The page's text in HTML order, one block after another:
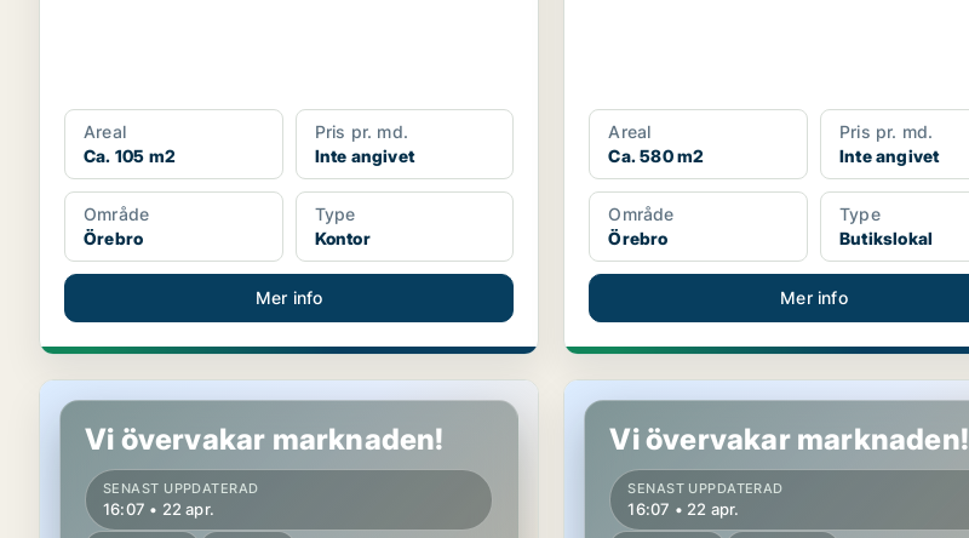
Areal
Ca. 105 m2
Pris pr. md.
Inte angivet
Område
Örebro
Type
Kontor
Mer info
Areal
Ca. 580 m2
Pris pr. md.
Inte angivet
Område
Örebro
Type
Butikslokal
Mer info
Butikslokal i Örebro
Vi övervakar marknaden!
SENAST UPPDATERAD
16:07 • 22 apr.
Butikslokal i Örebro
Vi övervakar marknaden!
SENAST UPPDATERAD
16:07 • 22 apr.